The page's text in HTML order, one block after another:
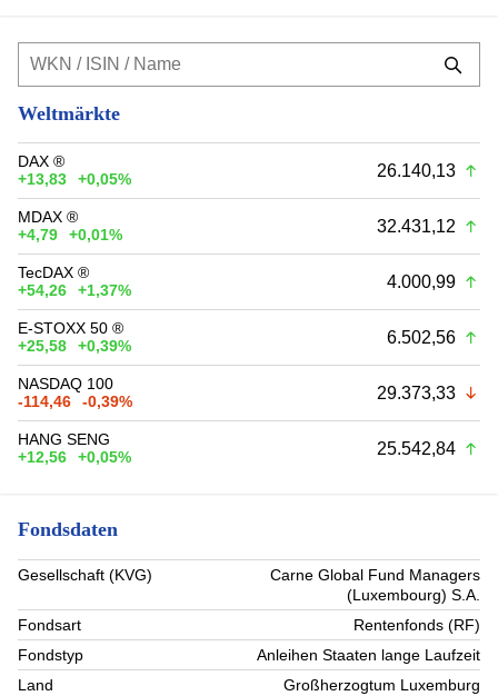
Weltmärkte
DAX ®
+13,83
+0,05% 26.140,13
MDAX ®
+4,79
+0,01% 32.431,12
TecDAX ®
+54,26
+1,37% 4.000,99
E-STOXX 50 ®
+25,58
+0,39% 6.502,56
NASDAQ 100
-114,46
-0,39% 29.373,33
HANG SENG
+12,56
+0,05% 25.542,84
Fondsdaten
Gesellschaft (KVG)
Carne Global Fund Managers
(Luxembourg) S.A.
Fondsart
Rentenfonds (RF)
Fondstyp
Anleihen Staaten lange Laufzeit
Land
Großherzogtum Luxemburg